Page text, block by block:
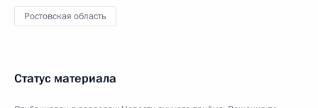
Ростовская область
Статус материала